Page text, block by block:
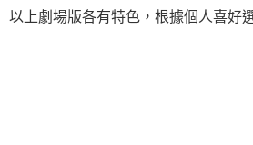
以上劇場版各有特色，根據個人喜好